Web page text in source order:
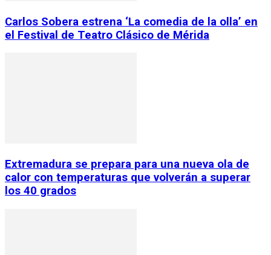
Carlos Sobera estrena ‘La comedia de la olla’ en
el Festival de Teatro Clásico de Mérida
Extremadura se prepara para una nueva ola de
calor con temperaturas que volverán a superar
los 40 grados